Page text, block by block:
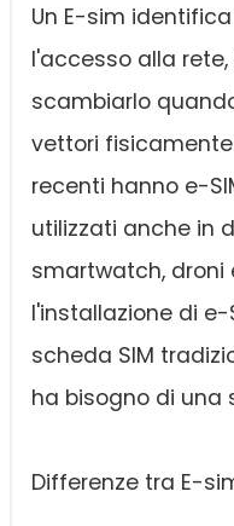
Un E-sim
l'accesso alla
scambiarlo
vettori
recenti hanno e-
utilizzati anche in
smartwatch, droni
l'installazione di
scheda SIM
ha bisogno di una
Differenze tra E-